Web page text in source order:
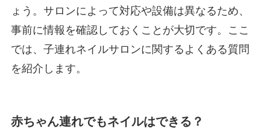
ょう。サロンによって対応や設備は異なるため、
事前に情報を確認しておくことが大切です。ここ
では、子連れネイルサロンに関するよくある質問
を紹介します。
赤ちゃん連れでもネイルはできる？